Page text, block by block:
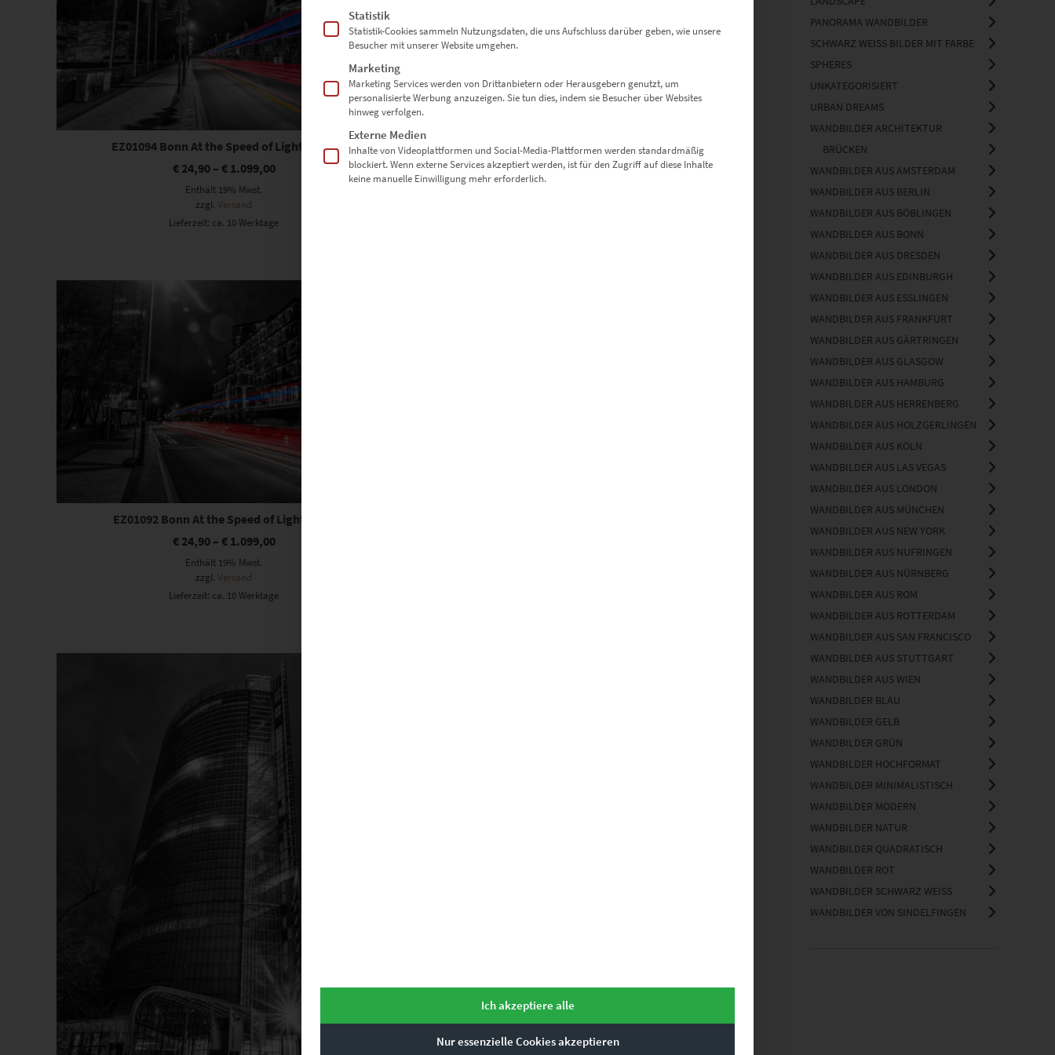
EZ01094 Bonn At the Speed of Light Vol IV
€24,90– €1.099,00
Enthält 19% Mwst.
zzgl.Versand
Lieferzeit: ca. 10 Werktage
EZ01093 Bonn At the Speed of Light Vol III
€24,90–€1.099,00
Dieses Produkt weist mehrere Varianten auf. Die Optionen können auf der Produktseite gewählt werden
EZ01092 Bonn At the Speed of Light Vol II
€24,90– €1.099,00
Enthält 19% Mwst.
zzgl.Versand
Lieferzeit: ca. 10 Werktage
Dieses Produkt weist mehrere Varianten auf. Die Optionen können auf der Produktseite gewählt werden
PANORAMA WANDBILDER
SCHWARZ WEISS BILDER MIT FARBE
SPHERES
UNKATEGORISIERT
URBAN DREAMS
WANDBILDER ARCHITEKTUR
BRÜCKEN
WANDBILDER AUS AMSTERDAM
WANDBILDER AUS BERLIN
WANDBILDER AUS BÖBLINGEN
WANDBILDER AUS BONN
WANDBILDER AUS DRESDEN
WANDBILDER AUS EDINBURGH
WANDBILDER AUS ESSLINGEN
WANDBILDER AUS FRANKFURT
WANDBILDER AUS GÄRTRINGEN
WANDBILDER AUS GLASGOW
WANDBILDER AUS HAMBURG
WANDBILDER AUS HERRENBERG
WANDBILDER AUS HOLZGERLINGEN
WANDBILDER AUS KÖLN
WANDBILDER AUS LAS VEGAS
WANDBILDER AUS LONDON
WANDBILDER AUS MÜNCHEN
WANDBILDER AUS NEW YORK
WANDBILDER AUS NUFRINGEN
WANDBILDER AUS NÜRNBERG
WANDBILDER AUS ROM
WANDBILDER AUS ROTTERDAM
WANDBILDER AUS SAN FRANCISCO
WANDBILDER AUS STUTTGART
WANDBILDER AUS WIEN
WANDBILDER BLAU
WANDBILDER GELB
WANDBILDER GRÜN
WANDBILDER HOCHFORMAT
WANDBILDER MINIMALISTISCH
WANDBILDER MODERN
WANDBILDER NATUR
WANDBILDER QUADRATISCH
WANDBILDER ROT
WANDBILDER SCHWARZ WEISS
WANDBILDER VON SINDELFINGEN
Statistik
Statistik-Cookies sammeln Nutzungsdaten, die uns Aufschluss darüber geben, wie unsere
Besucher mit unserer Website umgehen.
Marketing
Marketing Services werden von Drittanbietern oder Herausgebern genutzt, um
personalisierte Werbung anzuzeigen. Sie tun dies, indem sie Besucher über Websites
hinweg verfolgen.
Externe Medien
Inhalte von Videoplattformen und Social-Media-Plattformen werden standardmäßig
blockiert. Wenn externe Services akzeptiert werden, ist für den Zugriff auf diese Inhalte
keine manuelle Einwilligung mehr erforderlich.
Ich akzeptiere alle
Nur essenzielle Cookies akzeptieren